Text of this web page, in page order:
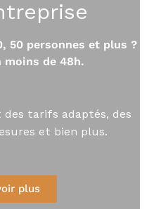
50 personnes et plus ?
de 48h.
tarifs adaptés, des
et bien plus.
plus